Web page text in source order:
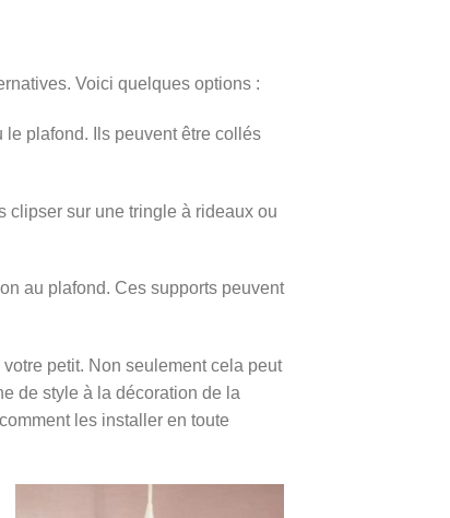
Voici quelques options :
plafond. Ils peuvent être collés
clipser sur une tringle à rideaux ou
au plafond. Ces supports peuvent
petit. Non seulement cela peut
de style à la décoration de la
les installer en toute